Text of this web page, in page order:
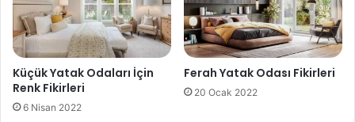
Küçük Yatak Odaları İçin
Renk Fikirleri
6 Nisan 2022
Ferah Yatak Odası Fikirleri
20 Ocak 2022